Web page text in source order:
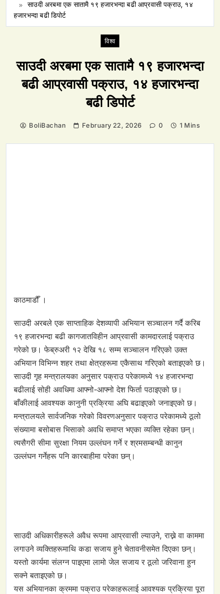
साउदी अरबमा एक सातामै १९ हजारभन्दा बढी आप्रवासी पक्राउ, १४
हजारभन्दा बढी डिपोर्ट
विश्व
साउदी अरबमा एक सातामै १९ हजारभन्दा
बढी आप्रवासी पक्राउ, १४ हजारभन्दा
बढी डिपोर्ट
BoliBachan February 22, 2026 0 1 Mins
काठमाडौँ ।
साउदी अरबले एक साप्ताहिक देशव्यापी अभियान सञ्चालन गर्दै करिब
१९ हजारभन्दा बढी कागजातविहीन आप्रवासी कामदारलाई पक्राउ
गरेको छ। फेब्रुअरी १२ देखि १८ सम्म सञ्चालन गरिएको उक्त
अभियान विभिन्न शहर तथा क्षेत्रहरूमा एकैसाथ गरिएको बताइएको छ।
साउदी गृह मन्त्रालयका अनुसार पक्राउ परेकामध्ये १४ हजारभन्दा
बढीलाई सोही अवधिमा आफ्नो-आफ्नो देश फिर्ता पठाइएको छ।
बाँकीलाई आवश्यक कानुनी प्रक्रिया अघि बढाइएको जनाइएको छ।
मन्त्रालयले सार्वजनिक गरेको विवरणअनुसार पक्राउ परेकामध्ये ठूलो
संख्यामा बसोबास भिसाको अवधि समाप्त भएका व्यक्ति रहेका छन्।
त्यसैगरी सीमा सुरक्षा नियम उल्लंघन गर्ने र श्रमसम्बन्धी कानुन
उल्लंघन गर्नेहरू पनि कारबाहीमा परेका छन्।
साउदी अधिकारीहरूले अवैध रूपमा आप्रवासी ल्याउने, राख्ने वा काममा
लगाउने व्यक्तिहरूमाथि कडा सजाय हुने चेतावनीसमेत दिएका छन्।
यस्तो कार्यमा संलग्न पाइएमा लामो जेल सजाय र ठूलो जरिवाना हुन
सक्ने बताइएको छ।
यस अभियानका क्रममा पक्राउ परेकाहरूलाई आवश्यक प्रक्रिया पूरा